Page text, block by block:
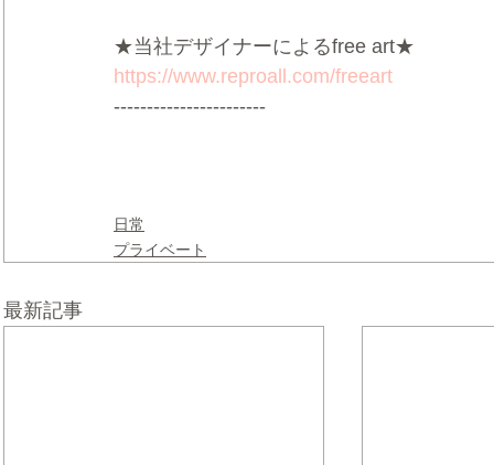
★当社デザイナーによるfree art★
https://www.reproall.com/freeart
-----------------------
日常
プライベート
最新記事